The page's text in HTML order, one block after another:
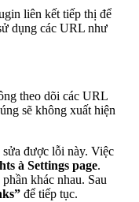
liên kết tiếp thị để
dụng các URL như
theo dõi các URL
sẽ không xuất hiện
sửa được lỗi này. Việc
à Settings page.
khác nhau. Sau
để tiếp tục.